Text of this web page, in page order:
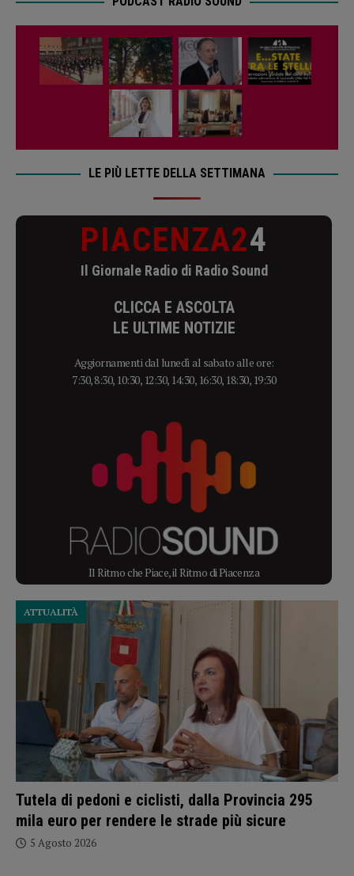
LE PIÙ LETTE DELLA SETTIMANA
PIACENZA24
Il Giornale Radio di Radio Sound
CLICCA E ASCOLTA
LE ULTIME NOTIZIE
Aggiornamenti dal lunedì al sabato alle ore:
7:30, 8:30, 10:30, 12:30, 14:30, 16:30, 18:30, 19:30
Il Ritmo che Piace, il Ritmo di Piacenza
Tutela di pedoni e ciclisti, dalla Provincia 295
mila euro per rendere le strade più sicure
ATTUALITÀ
5 Agosto 2026